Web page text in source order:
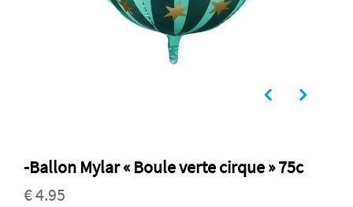
-Ballon Mylar « Boule verte cirque » 75c
€ 4.95